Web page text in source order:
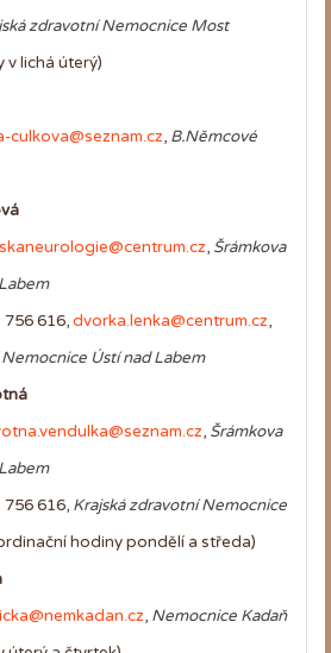
zdravotní Nemocnice Most
v lichá úterý)
culkova@seznam.cz, B.Němcové
, Šrámkova
756 616,dvorka.lenka@centrum.cz,
Ústí nad Labem
, Šrámkova
756 616, Krajská zdravotní Nemocnice
hodiny pondělí a středa)
, Nemocnice Kadaň